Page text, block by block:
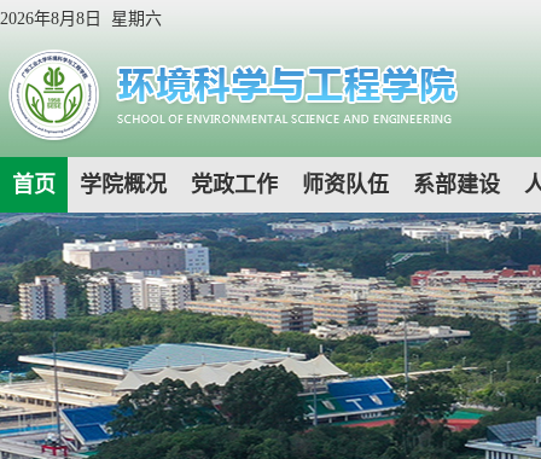
2026年8月8日 星期六
首页 学院概况 党政工作 师资队伍 系部建设